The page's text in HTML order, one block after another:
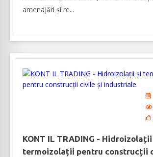
amenajări și re...
KONT IL TRADING - Hidroizolații
termoizolații pentru construcții